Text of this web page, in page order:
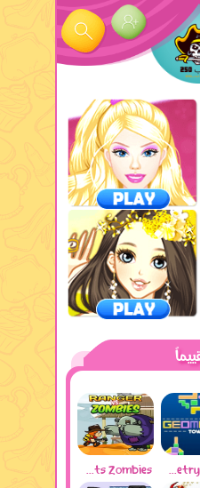
geometry tower
Ranger Fights Zombies